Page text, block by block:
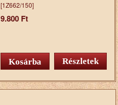
[1Z662/150]
9.800 Ft
Részletek